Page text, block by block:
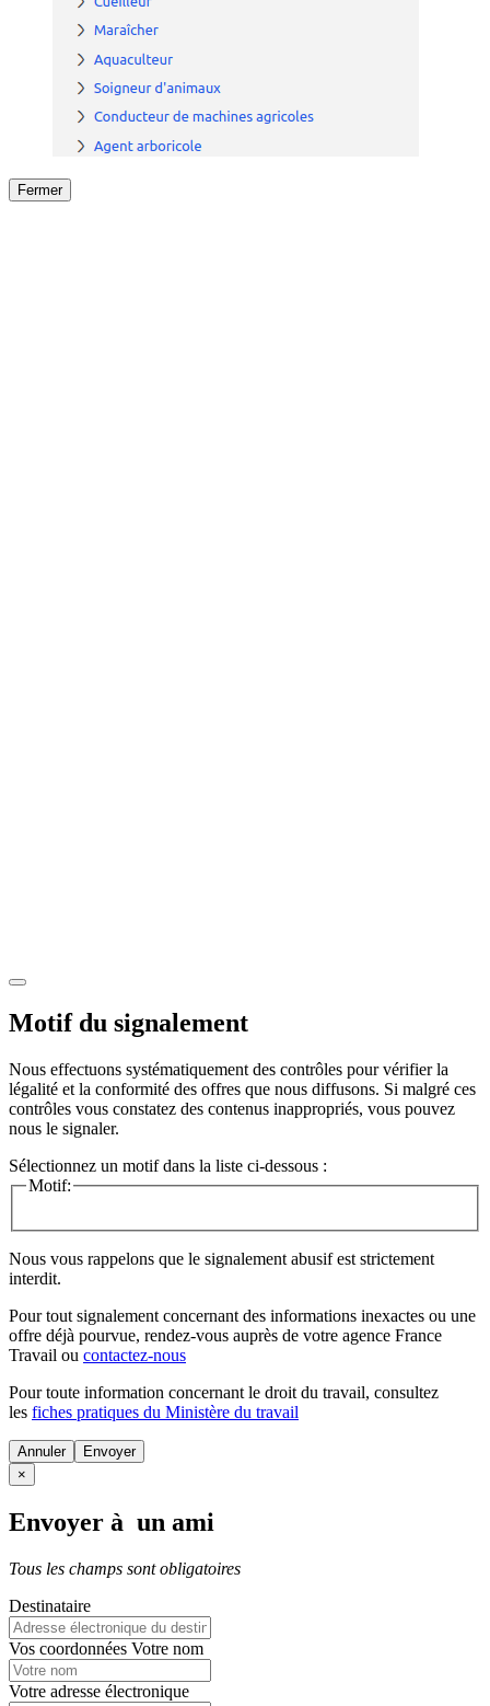
Fermer
Motif du signalement
Nous effectuons systématiquement des contrôles pour vérifier la
légalité et la conformité des offres que nous diffusons. Si malgré ces
contrôles vous constatez des contenus inappropriés, vous pouvez
nous le signaler.
Sélectionnez un motif dans la liste ci-dessous :
Motif:
Nous vous rappelons que le signalement abusif est strictement
interdit.
Pour tout signalement concernant des informations inexactes ou une
offre déjà pourvue, rendez-vous auprès de votre agence France
Travail ou contactez-nous
Pour toute information concernant le droit du travail, consultez
les fiches pratiques du Ministère du travail
Annuler
×
Envoyer à un ami
Tous les champs sont obligatoires
Destinataire
Vos coordonnées Votre nom
Votre adresse électronique